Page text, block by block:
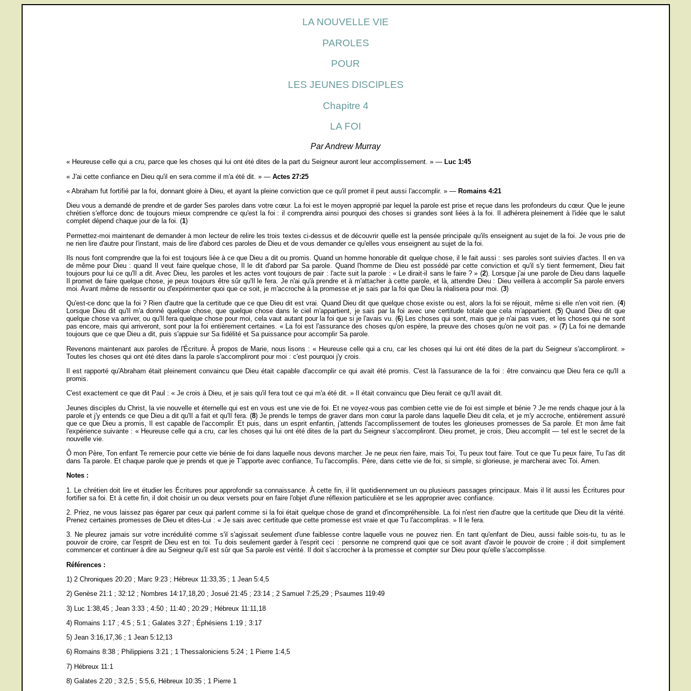
LA NOUVELLE VIE
PAROLES
POUR
LES JEUNES DISCIPLES
Chapitre 4
LA FOI
Par Andrew Murray
« Heureuse celle qui a cru, parce que les choses qui lui ont été dites de la part du Seigneur auront leur accomplissement. » — Luc 1:45
« J'ai cette confiance en Dieu qu'il en sera comme il m'a été dit. » — Actes 27:25
« Abraham fut fortifié par la foi, donnant gloire à Dieu, et ayant la pleine conviction que ce qu'il promet il peut aussi l'accomplir. » — Romains 4:21
Dieu vous a demandé de prendre et de garder Ses paroles dans votre cœur. La foi est le moyen approprié par lequel la parole est prise et reçue dans les profondeurs du cœur. Que le jeune
chrétien s'efforce donc de toujours mieux comprendre ce qu'est la foi : il comprendra ainsi pourquoi des choses si grandes sont liées à la foi. Il adhérera pleinement à l'idée que le salut
complet dépend chaque jour de la foi. (1)
Permettez-moi maintenant de demander à mon lecteur de relire les trois textes ci-dessus et de découvrir quelle est la pensée principale qu'ils enseignent au sujet de la foi. Je vous prie de
ne rien lire d'autre pour l'instant, mais de lire d'abord ces paroles de Dieu et de vous demander ce qu'elles vous enseignent au sujet de la foi.
Ils nous font comprendre que la foi est toujours liée à ce que Dieu a dit ou promis. Quand un homme honorable dit quelque chose, il le fait aussi : ses paroles sont suivies d'actes. Il en va
de même pour Dieu : quand Il veut faire quelque chose, Il le dit d'abord par Sa parole. Quand l'homme de Dieu est possédé par cette conviction et qu'il s'y tient fermement, Dieu fait
toujours pour lui ce qu'Il a dit. Avec Dieu, les paroles et les actes vont toujours de pair : l'acte suit la parole : « Le dirait-il sans le faire ? » (2). Lorsque j'ai une parole de Dieu dans laquelle
Il promet de faire quelque chose, je peux toujours être sûr qu'Il le fera. Je n'ai qu'à prendre et à m'attacher à cette parole, et là, attendre Dieu : Dieu veillera à accomplir Sa parole envers
moi. Avant même de ressentir ou d'expérimenter quoi que ce soit, je m'accroche à la promesse et je sais par la foi que Dieu la réalisera pour moi. (3)
Qu'est-ce donc que la foi ? Rien d'autre que la certitude que ce que Dieu dit est vrai. Quand Dieu dit que quelque chose existe ou est, alors la foi se réjouit, même si elle n'en voit rien. (4)
Lorsque Dieu dit qu'Il m'a donné quelque chose, que quelque chose dans le ciel m'appartient, je sais par la foi avec une certitude totale que cela m'appartient. (5) Quand Dieu dit que
quelque chose va arriver, ou qu'Il fera quelque chose pour moi, cela vaut autant pour la foi que si je l'avais vu. (6) Les choses qui sont, mais que je n'ai pas vues, et les choses qui ne sont
pas encore, mais qui arriveront, sont pour la foi entièrement certaines. « La foi est l'assurance des choses qu'on espère, la preuve des choses qu'on ne voit pas. » (7) La foi ne demande
toujours que ce que Dieu a dit, puis s'appuie sur Sa fidélité et Sa puissance pour accomplir Sa parole.
Revenons maintenant aux paroles de l'Écriture. À propos de Marie, nous lisons : « Heureuse celle qui a cru, car les choses qui lui ont été dites de la part du Seigneur s'accompliront. »
Toutes les choses qui ont été dites dans la parole s'accompliront pour moi : c'est pourquoi j'y crois.
Il est rapporté qu'Abraham était pleinement convaincu que Dieu était capable d'accomplir ce qui avait été promis. C'est là l'assurance de la foi : être convaincu que Dieu fera ce qu'Il a
promis.
C'est exactement ce que dit Paul : « Je crois à Dieu, et je sais qu'il fera tout ce qui m'a été dit. » Il était convaincu que Dieu ferait ce qu'Il avait dit.
Jeunes disciples du Christ, la vie nouvelle et éternelle qui est en vous est une vie de foi. Et ne voyez-vous pas combien cette vie de foi est simple et bénie ? Je me rends chaque jour à la
parole et j'y entends ce que Dieu a dit qu'Il a fait et qu'Il fera. (8) Je prends le temps de graver dans mon cœur la parole dans laquelle Dieu dit cela, et je m'y accroche, entièrement assuré
que ce que Dieu a promis, Il est capable de l'accomplir. Et puis, dans un esprit enfantin, j'attends l'accomplissement de toutes les glorieuses promesses de Sa parole. Et mon âme fait
l'expérience suivante : « Heureuse celle qui a cru, car les choses qui lui ont été dites de la part du Seigneur s'accompliront. Dieu promet, je crois, Dieu accomplit — tel est le secret de la
nouvelle vie.
Ô mon Père, Ton enfant Te remercie pour cette vie bénie de foi dans laquelle nous devons marcher. Je ne peux rien faire, mais Toi, Tu peux tout faire. Tout ce que Tu peux faire, Tu l'as dit
dans Ta parole. Et chaque parole que je prends et que je T'apporte avec confiance, Tu l'accomplis. Père, dans cette vie de foi, si simple, si glorieuse, je marcherai avec Toi. Amen.
Notes :
1. Le chrétien doit lire et étudier les Écritures pour approfondir sa connaissance. À cette fin, il lit quotidiennement un ou plusieurs passages principaux. Mais il lit aussi les Écritures pour
fortifier sa foi. Et à cette fin, il doit choisir un ou deux versets pour en faire l'objet d'une réflexion particulière et se les approprier avec confiance.
2. Priez, ne vous laissez pas égarer par ceux qui parlent comme si la foi était quelque chose de grand et d'incompréhensible. La foi n'est rien d'autre que la certitude que Dieu dit la vérité.
Prenez certaines promesses de Dieu et dites-Lui : « Je sais avec certitude que cette promesse est vraie et que Tu l'accompliras. » Il le fera.
3. Ne pleurez jamais sur votre incrédulité comme s'il s'agissait seulement d'une faiblesse contre laquelle vous ne pouvez rien. En tant qu'enfant de Dieu, aussi faible sois-tu, tu as le
pouvoir de croire, car l'esprit de Dieu est en toi. Tu dois seulement garder à l'esprit ceci : personne ne comprend quoi que ce soit avant d'avoir le pouvoir de croire ; il doit simplement
commencer et continuer à dire au Seigneur qu'il est sûr que Sa parole est vérité. Il doit s'accrocher à la promesse et compter sur Dieu pour qu'elle s'accomplisse.
Références :
1) 2 Chroniques 20:20 ; Marc 9:23 ; Hébreux 11:33,35 ; 1 Jean 5:4,5
2) Genèse 21:1 ; 32:12 ; Nombres 14:17,18,20 ; Josué 21:45 ; 23:14 ; 2 Samuel 7:25,29 ; Psaumes 119:49
3) Luc 1:38,45 ; Jean 3:33 ; 4:50 ; 11:40 ; 20:29 ; Hébreux 11:11,18
4) Romains 1:17 ; 4:5 ; 5:1 ; Galates 3:27 ; Éphésiens 1:19 ; 3:17
5) Jean 3:16,17,36 ; 1 Jean 5:12,13
6) Romains 8:38 ; Philippiens 3:21 ; 1 Thessaloniciens 5:24 ; 1 Pierre 1:4,5
7) Hébreux 11:1
8) Galates 2:20 ; 3:2,5 ; 5:5,6, Hébreux 10:35 ; 1 Pierre 1